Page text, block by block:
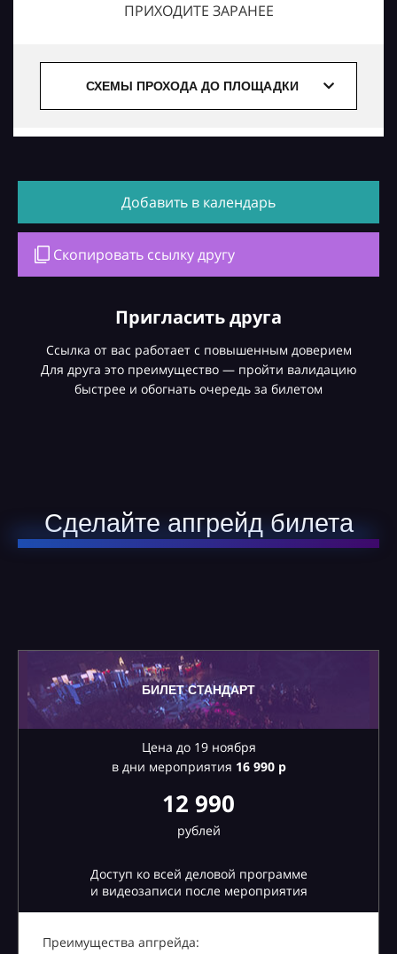
ПРИХОДИТЕ ЗАРАНЕЕ
СХЕМЫ ПРОХОДА ДО ПЛОЩАДКИ
Добавить в календарь
Скопировать ссылку другу
Пригласить друга
Ссылка от вас работает с повышенным доверием
Для друга это преимущество — пройти валидацию
быстрее и обогнать очередь за билетом
Сделайте апгрейд билета
БИЛЕТ СТАНДАРТ
Цена до 19 ноября
в дни мероприятия 16990 р
12 990
рублей
Доступ ко всей деловой программе
и видеозаписи после мероприятия
Преимущества апгрейда: